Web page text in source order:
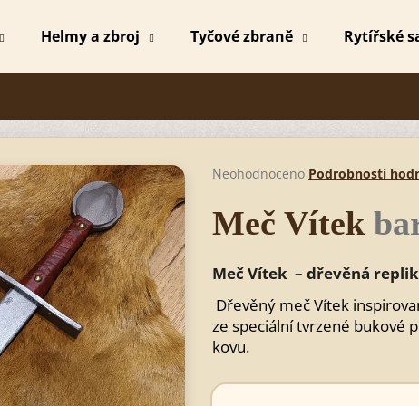
Helmy a zbroj Tyčové zbraně Rytířské
Průměrné
produktu
je
5
Neohodnoceno Podrobnosti
Meč Vítek
Meč Vítek – dřevěná
Dřevěný meč Vítek
ze speciální tvrzené bukové
kovu.
Doporučujeme
MICHAEL BEZBARVÝ